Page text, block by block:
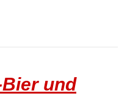
und